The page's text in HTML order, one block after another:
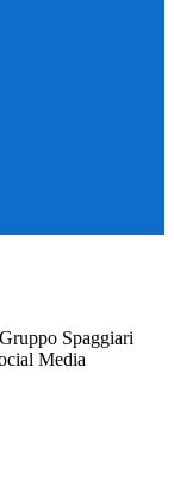
Spaggiari
Media